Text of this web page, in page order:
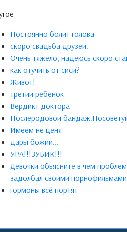
Постоянно болит голова
скоро свадьба друзей.
Очень тяжело, надеюсь скоро
как отучить от сиси?
Живот!
третий ребенок
Вердикт доктора
Послеродовой
Имеем не ценя
дары божии...
УРА!!!ЗУБИК!!!
Девочки обьясните в чем
задолбал своими
гормоны всё портят